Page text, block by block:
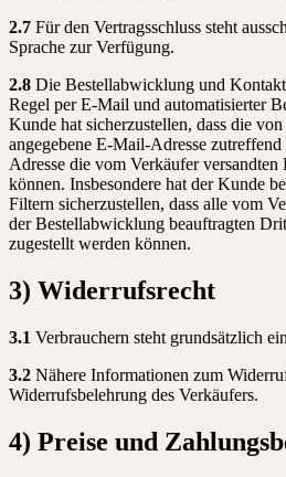
2.7 Für den Vertragsschluss steht
Sprache zur Verfügung.
2.8 Die Bestellabwicklung und
Regel per E-Mail und automatisierter
Kunde hat sicherzustellen, dass die
angegebene E-Mail-Adresse zutreffend
Adresse die vom Verkäufer
können. Insbesondere hat der Kunde
Filtern sicherzustellen, dass alle vom
der Bestellabwicklung beauftragten
zugestellt werden können.
3) Widerrufsrecht
3.1 Verbrauchern steht grundsätzlich
3.2 Nähere Informationen zum
Widerrufsbelehrung des Verkäufers.
4) Preise und